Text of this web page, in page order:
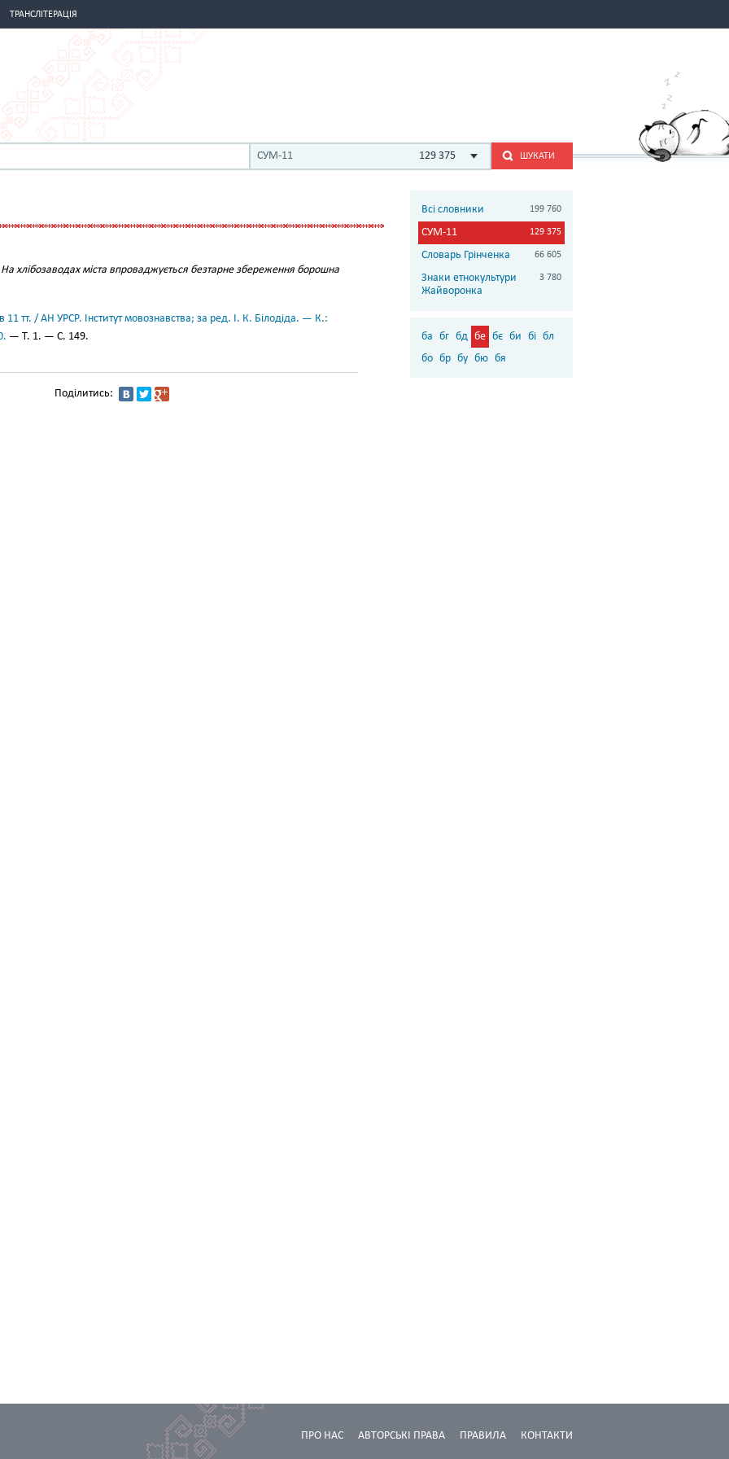
ТРАНСЛІТЕРАЦІЯ
СУМ-11 129 375 ШУКАТИ
На хлібозаводах міста впроваджується безтарне збереження борошна
11 тт. / АН УРСР. Інститут мовознавства; за ред. І. К. Білодіда. — К.:
— Т. 1. — С. 149.
Поділитись:
Всі словники 199 760
СУМ-11 129 375
Словарь Грінченка 66 605
Знаки етнокультури
Жайворонка
3 780
ба бг бд бе бє би бі бл
бо бр бу бю бя
КОНТАКТИ
ПРАВИЛА
АВТОРСЬКІ ПРАВА
ПРО НАС